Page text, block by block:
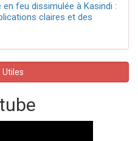
en feu dissimulée à Kasindi :
claires et des
Utiles